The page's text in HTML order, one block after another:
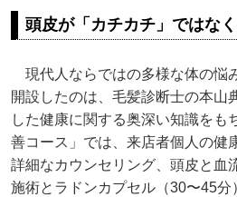
頭皮が「カチカチ」ではな
現代人ならではの多様な体の悩
開設したのは、毛髪診断士の本山
した健康に関する奥深い知識をも
善コース」では、来店者個人の健
詳細なカウンセリング、頭皮と血
施術とラドンカプセル（30〜45